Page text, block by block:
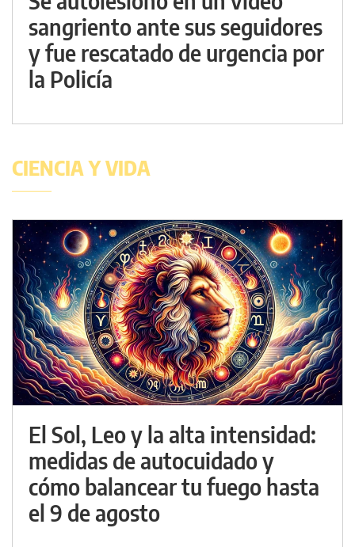
sangriento ante sus seguidores
y fue rescatado de urgencia por
la Policía
CIENCIA Y VIDA
El Sol, Leo y la alta intensidad:
medidas de autocuidado y
cómo balancear tu fuego hasta
el 9 de agosto